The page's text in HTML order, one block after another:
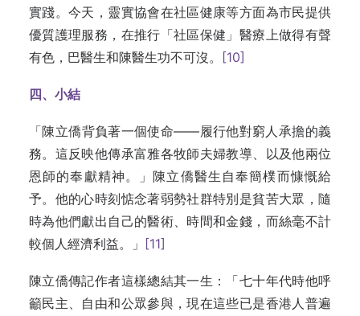
實踐。今天，靈實協會在社區健康等方面為市民提供
優質護理服務，在推行「社區保健」醫療上做得有聲
有色，巴醫生和陳醫生功不可沒。
[10]
四、小結
「陳立僑背負著一個使命——履行他對窮人承擔的義
務。這反映他傳承富雅各牧師夫婦教導、以及他兩位
恩師的奉獻精神。」陳立僑醫生自奉簡樸而慷慨給
予。他的心時刻惦念著弱勢社群特別是貧苦大眾，隨
時為他們獻出自己的醫術、時間和金錢，而絲毫不計
較個人經濟利益。」 [11]
陳立僑傳記作者這樣總結其一生：「七十年代時他呼
籲民主、自由和公眾參與，現在這些已是香港人普遍